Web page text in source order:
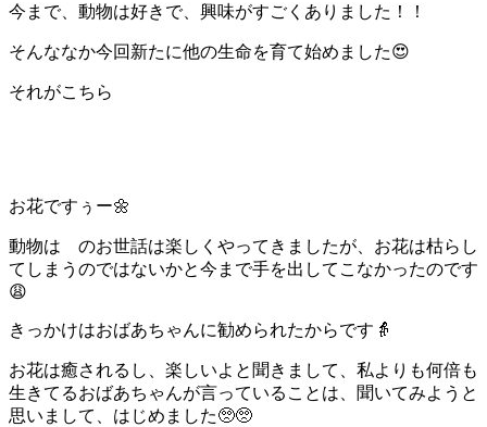
今まで、動物は好きで、興味がすごくありました！！
そんななか今回新たに他の生命を育て始めました😍
それがこちら
お花ですぅー🌼
動物は のお世話は楽しくやってきましたが、お花は枯らし
てしまうのではないかと今まで手を出してこなかったのです
😩
きっかけはおばあちゃんに勧められたからです👵
お花は癒されるし、楽しいよと聞きまして、私よりも何倍も
生きてるおばあちゃんが言っていることは、聞いてみようと
思いまして、はじめました🥺🥺